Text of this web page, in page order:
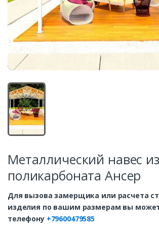
Металлический навес из
поликарбоната Ансер
Для вызова замерщика или расчета
изделия по вашим размерам вы
телефону +79600479585